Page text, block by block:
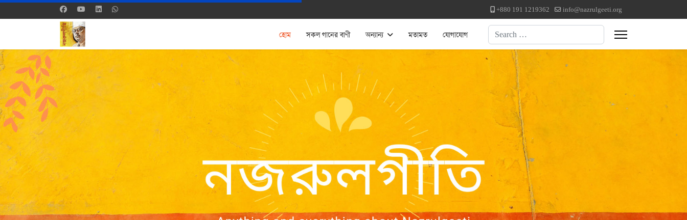
+880 191 1219362 info@nazrulgeeti.org
হোম সকল গানের বাণী অন্যান্য মতামত যোগাযোগ Search